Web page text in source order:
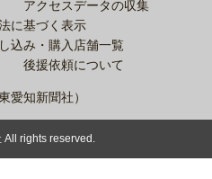
アクセスデータの収集
に基づく表示
込み・購入店舗一覧
後援依頼について
愛知新聞社）
rights reserved.